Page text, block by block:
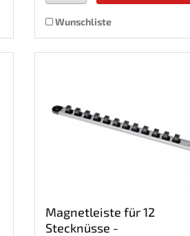
Wunschliste
Magnetleiste für 12
Stecknüsse -